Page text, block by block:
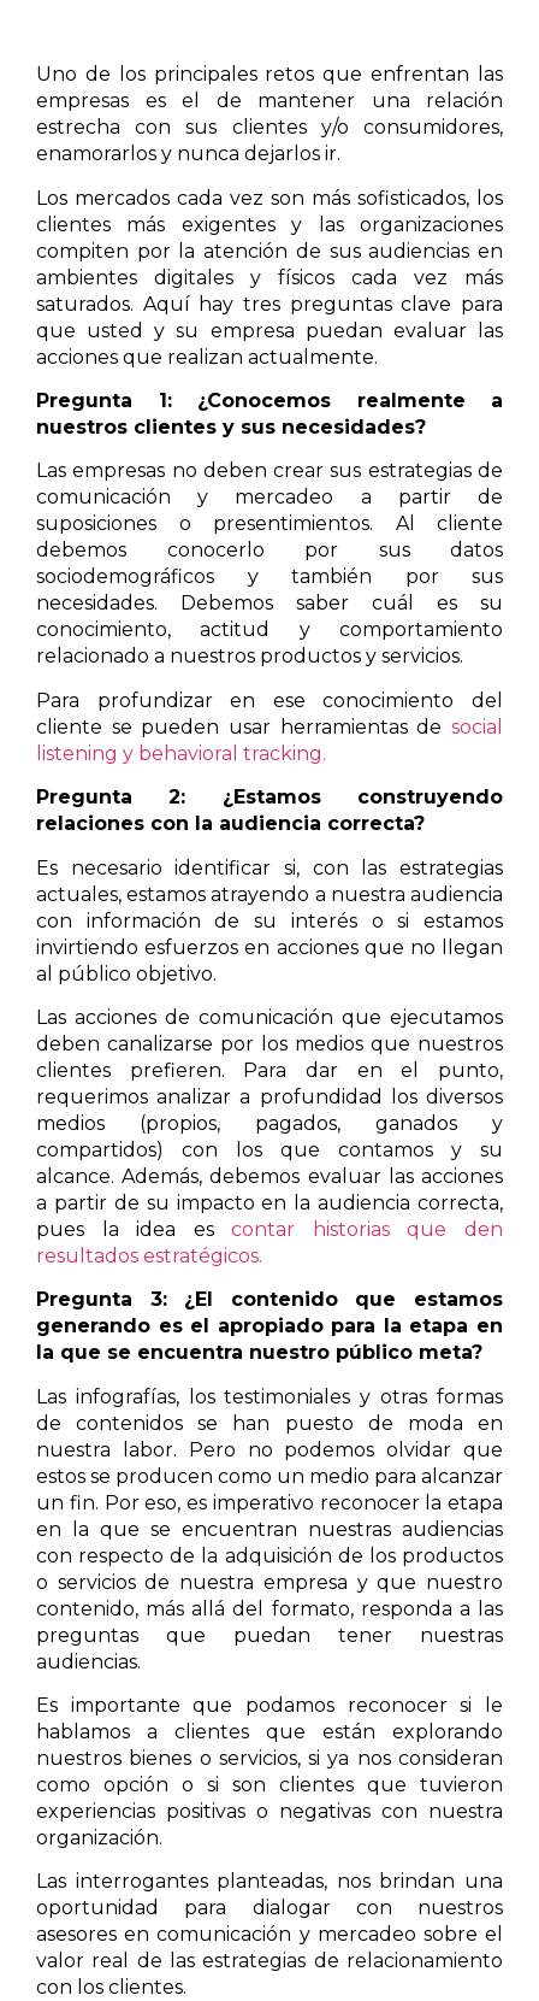
Uno de los principales retos que enfrentan las
empresas es el de mantener una relación
estrecha con sus clientes y/o consumidores,
enamorarlos y nunca dejarlos ir.
Los mercados cada vez son más sofisticados, los
clientes más exigentes y las organizaciones
compiten por la atención de sus audiencias en
ambientes digitales y físicos cada vez más
saturados. Aquí hay tres preguntas clave para
que usted y su empresa puedan evaluar las
acciones que realizan actualmente.
Pregunta 1: ¿Conocemos realmente a
nuestros clientes y sus necesidades?
Las empresas no deben crear sus estrategias de
comunicación y mercadeo a partir de
suposiciones o presentimientos. Al cliente
debemos conocerlo por sus datos
sociodemográficos y también por sus
necesidades. Debemos saber cuál es su
conocimiento, actitud y comportamiento
relacionado a nuestros productos y servicios.
Para profundizar en ese conocimiento del
cliente se pueden usar herramientas de social
listening y behavioral tracking.
Pregunta 2: ¿Estamos construyendo
relaciones con la audiencia correcta?
Es necesario identificar si, con las estrategias
actuales, estamos atrayendo a nuestra audiencia
con información de su interés o si estamos
invirtiendo esfuerzos en acciones que no llegan
al público objetivo.
Las acciones de comunicación que ejecutamos
deben canalizarse por los medios que nuestros
clientes prefieren. Para dar en el punto,
requerimos analizar a profundidad los diversos
medios (propios, pagados, ganados y
compartidos) con los que contamos y su
alcance. Además, debemos evaluar las acciones
a partir de su impacto en la audiencia correcta,
pues la idea escontar historias que den
resultados estratégicos.
Pregunta 3: ¿El contenido que estamos
generando es el apropiado para la etapa en
la que se encuentra nuestro público meta?
Las infografías, los testimoniales y otras formas
de contenidos se han puesto de moda en
nuestra labor. Pero no podemos olvidar que
estos se producen como un medio para alcanzar
un fin. Por eso, es imperativo reconocer la etapa
en la que se encuentran nuestras audiencias
con respecto de la adquisición de los productos
o servicios de nuestra empresa y que nuestro
contenido, más allá del formato, responda a las
preguntas que puedan tener nuestras
audiencias.
Es importante que podamos reconocer si le
hablamos a clientes que están explorando
nuestros bienes o servicios, si ya nos consideran
como opción o si son clientes que tuvieron
experiencias positivas o negativas con nuestra
organización.
Las interrogantes planteadas, nos brindan una
oportunidad para dialogar con nuestros
asesores en comunicación y mercadeo sobre el
valor real de las estrategias de relacionamiento
con los clientes.